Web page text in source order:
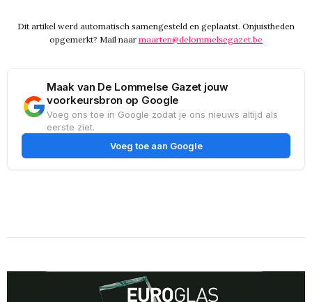
Dit artikel werd automatisch samengesteld en geplaatst. Onjuistheden
opgemerkt? Mail naar maarten@delommelsegazet.be
Maak van De Lommelse Gazet jouw
voorkeursbron op Google
Voeg ons toe in Google zodat je ons nieuws altijd als
eerste ziet.
Voeg toe aan Google